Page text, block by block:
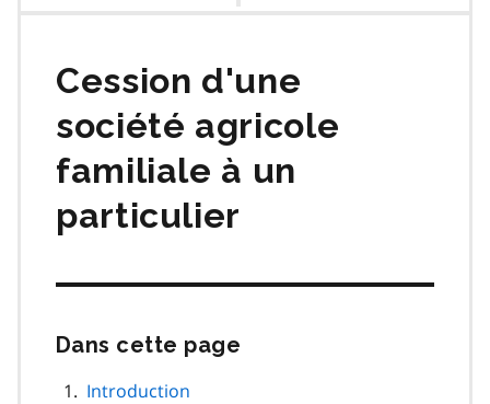
Cession d'une
société agricole
familiale à un
particulier
Dans cette page
Introduction